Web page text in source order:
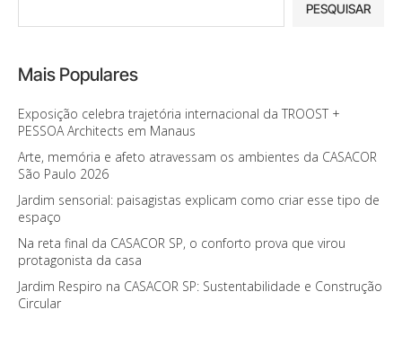
PESQUISAR
Mais Populares
Exposição celebra trajetória internacional da TROOST +
PESSOA Architects em Manaus
Arte, memória e afeto atravessam os ambientes da CASACOR
São Paulo 2026
Jardim sensorial: paisagistas explicam como criar esse tipo de
espaço
Na reta final da CASACOR SP, o conforto prova que virou
protagonista da casa
Jardim Respiro na CASACOR SP: Sustentabilidade e Construção
Circular